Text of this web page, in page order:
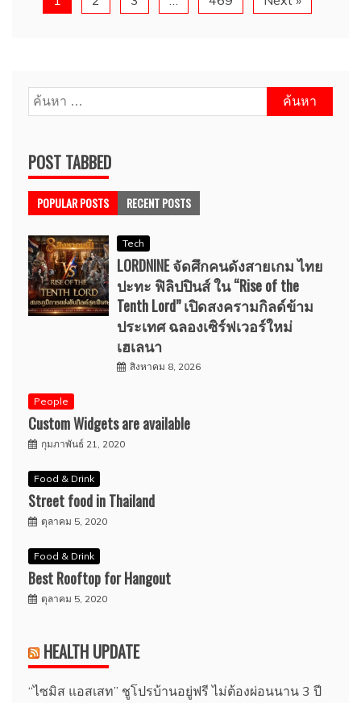
ค้นหา
สำหรับ:
POST TABBED
POPULAR POSTS RECENT POSTS
Tech
LORDNINE จัดศึกคนดังสายเกม ไทย
ปะทะ ฟิลิปปินส์ ใน “Rise of the
Tenth Lord” เปิดสงครามกิลด์ข้าม
ประเทศ ฉลองเซิร์ฟเวอร์ใหม่
เฮเลนา
สิงหาคม 8, 2026
People
Custom Widgets are available
กุมภาพันธ์ 21, 2020
Food & Drink
Street food in Thailand
ตุลาคม 5, 2020
Food & Drink
Best Rooftop for Hangout
ตุลาคม 5, 2020
HEALTH UPDATE
“ไซมิส แอสเสท” ชูโปรบ้านอยู่ฟรี ไม่ต้องผ่อนนาน 3 ปี